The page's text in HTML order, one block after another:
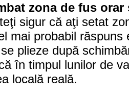
zona de fus
sigur că aţi setat
mai probabil
plieze după
în timpul lunilor de
locală reală.